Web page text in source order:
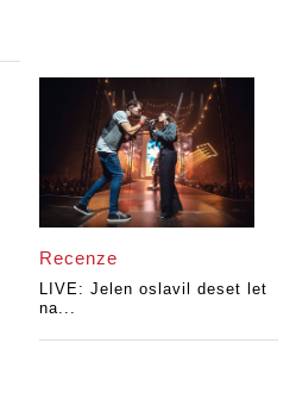
Recenze
LIVE: Jelen oslavil deset let
na...